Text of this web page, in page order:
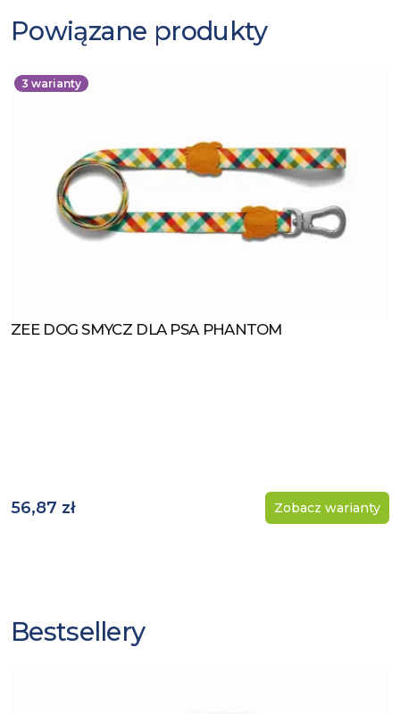
Powiązane produkty
3 warianty
Zobacz produkt
ZEE DOG SMYCZ DLA PSA PHANTOM
56,87 zł Zobacz warianty
Bestsellery